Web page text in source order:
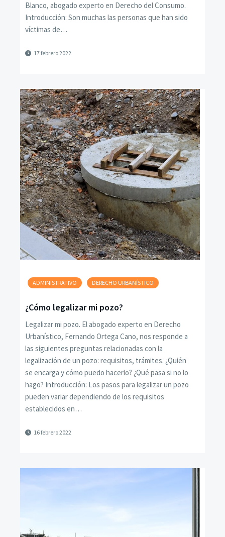
Blanco, abogado experto en Derecho del Consumo.
Introducción: Son muchas las personas que han sido
víctimas de…
17 febrero 2022
ADMINISTRATIVO DERECHO URBANÍSTICO
¿Cómo legalizar mi pozo?
Legalizar mi pozo. El abogado experto en Derecho
Urbanístico, Fernando Ortega Cano, nos responde a
las siguientes preguntas relacionadas con la
legalización de un pozo: requisitos, trámites. ¿Quién
se encarga y cómo puedo hacerlo? ¿Qué pasa si no lo
hago? Introducción: Los pasos para legalizar un pozo
pueden variar dependiendo de los requisitos
establecidos en…
16 febrero 2022